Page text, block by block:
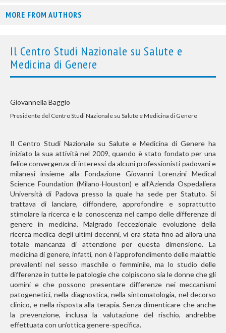
MORE FROM AUTHORS
Il Centro Studi Nazionale su Salute e
Medicina di Genere
Giovannella Baggio
Presidente del Centro Studi Nazionale su Salute e Medicina di Genere
Il Centro Studi Nazionale su Salute e Medicina di Genere ha
iniziato la sua attività nel 2009, quando è stato fondato per una
felice convergenza di interessi da alcuni professionisti padovani e
milanesi insieme alla Fondazione Giovanni Lorenzini Medical
Science Foundation (Milano-Houston) e all’Azienda Ospedaliera
Università di Padova presso la quale ha sede per Statuto. Si
trattava di lanciare, diffondere, approfondire e soprattutto
stimolare la ricerca e la conoscenza nel campo delle differenze di
genere in medicina. Malgrado l’eccezionale evoluzione della
ricerca medica degli ultimi decenni, vi era stata fino ad allora una
totale mancanza di attenzione per questa dimensione. La
medicina di genere, infatti, non è l’approfondimento delle malattie
prevalenti nel sesso maschile o femminile, ma lo studio delle
differenze in tutte le patologie che colpiscono sia le donne che gli
uomini e che possono presentare differenze nei meccanismi
patogenetici, nella diagnostica, nella sintomatologia, nel decorso
clinico, e nella risposta alla terapia. Senza dimenticare che anche
la prevenzione, inclusa la valutazione del rischio, andrebbe
effettuata con un’ottica genere-specifica.